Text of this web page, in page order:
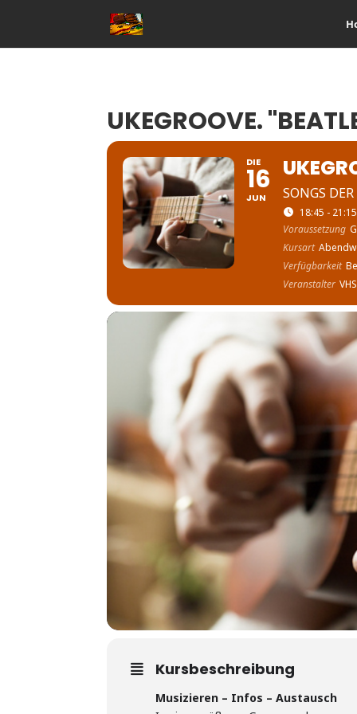
UKEGROOVE.
DIE
16
JUN SONGS
18:45 - 21:15
Voraussetzung
Kursart
Verfügbarkeit
Veranstalter
Kursbeschreibung
Musizieren – Infos – Austausch